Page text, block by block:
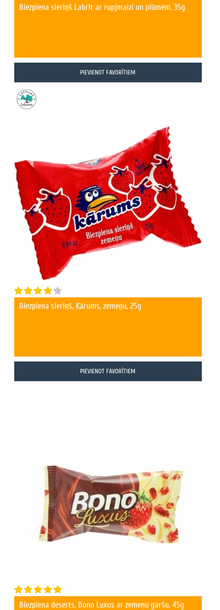
Biezpiena sieriņš Labrīt ar rupjmaizi un plūmēm, 35g
PIEVIENOT FAVORĪTIEM
Biezpiena sieriņš, Kārums, zemeņu, 25g
PIEVIENOT FAVORĪTIEM
Biezpiena deserts, Bono Luxus ar zemeņu garšu, 45g